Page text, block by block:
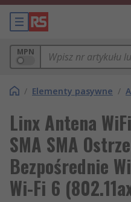
MPN
/ Elementy pasywne /
Linx Antena
SMA SMA
Bezpośrednie
Wi-Fi 6